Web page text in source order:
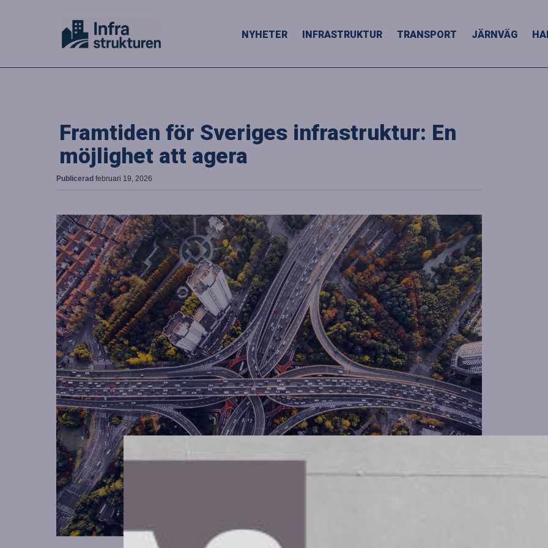
NYHETER INFRASTRUKTUR TRANSPORT JÄRNVÄG
Framtiden för Sveriges infrastruktur: En
möjlighet att agera
Publicerad februari 19, 2026